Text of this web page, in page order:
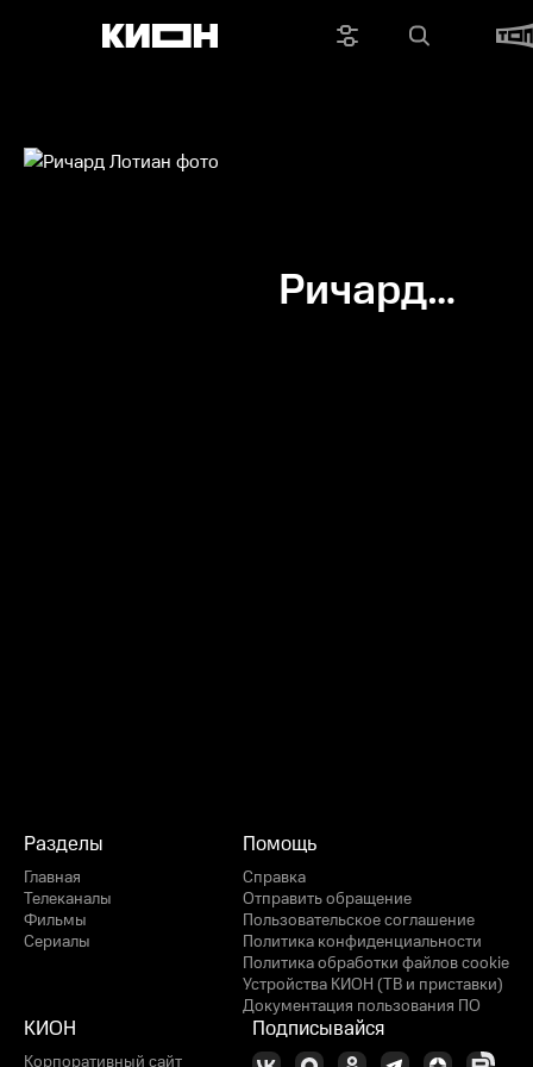
Ричард
Разделы
Главная
Телеканалы
Фильмы
Сериалы
Помощь
Справка
Отправить обращение
Пользовательское соглашение
Политика конфиденциальности
Политика обработки файлов cookie
Устройства КИОН (ТВ и приставки)
Документация пользования ПО
КИОН
Корпоративный сайт
Подписывайся